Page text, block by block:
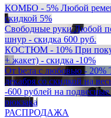
КОМБО - 5% Любой
скидкой 5%
Свободные руки Любой
шнур - скидка 600 руб.
КОСТЮМ - 10% При
+ жакет) - скидка -10%
От be:ra с любовью - 20%
декабря со скидкой на
-600 рублей на
рюкзака
РАСПРОДАЖА